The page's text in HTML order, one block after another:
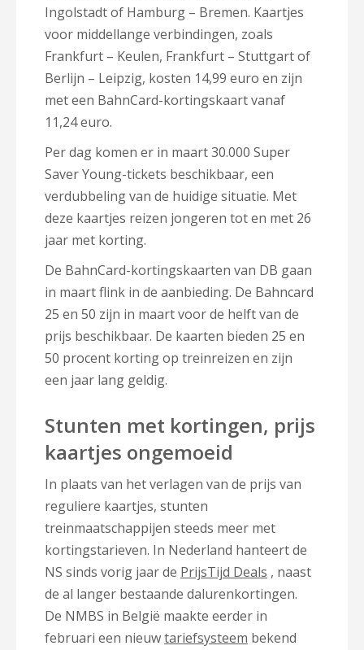
Ingolstadt of Hamburg – Bremen. Kaartjes
voor middellange verbindingen, zoals
Frankfurt – Keulen, Frankfurt – Stuttgart of
Berlijn – Leipzig, kosten 14,99 euro en zijn
met een BahnCard-kortingskaart vanaf
11,24 euro.
Per dag komen er in maart 30.000 Super
Saver Young-tickets beschikbaar, een
verdubbeling van de huidige situatie. Met
deze kaartjes reizen jongeren tot en met 26
jaar met korting.
De BahnCard-kortingskaarten van DB gaan
in maart flink in de aanbieding. De Bahncard
25 en 50 zijn in maart voor de helft van de
prijs beschikbaar. De kaarten bieden 25 en
50 procent korting op treinreizen en zijn
een jaar lang geldig.
Stunten met kortingen, prijs
kaartjes ongemoeid
In plaats van het verlagen van de prijs van
reguliere kaartjes, stunten
treinmaatschappijen steeds meer met
kortingstarieven. In Nederland hanteert de
NS sinds vorig jaar de PrijsTijd Deals , naast
de al langer bestaande dalurenkortingen.
De NMBS in België maakte eerder in
februari een nieuwtariefsysteem bekend